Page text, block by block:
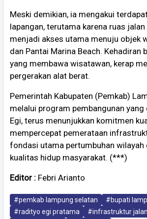
Meski demikian, ia mengakui
lapangan, terutama karena ruas
menjadi akses utama menuju objek
dan Pantai Marina Beach. Kehadiran
yang membawa wisatawan, kerap
pergerakan alat berat.
Pemerintah Kabupaten (Pemkab)
melalui program pembangunan yang
Egi, terus menunjukkan komitmen
mempercepat pemerataan
fondasi utama pertumbuhan wilayah
kualitas hidup masyarakat. (***)
Editor : Febri Arianto
#pemkab lampung selatan
#bupati
#radityo egi pratama
#infrastruktur jalan